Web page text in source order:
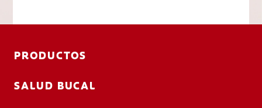
PRODUCTOS
SALUD BUCAL